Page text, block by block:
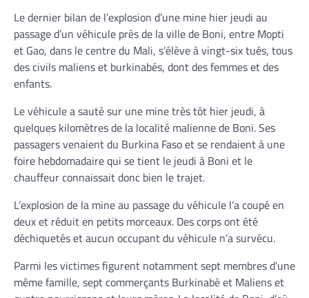
Le dernier bilan de l’explosion d’une mine hier jeudi au
passage d’un véhicule près de la ville de Boni, entre Mopti
et Gao, dans le centre du Mali, s’élève à vingt-six tués, tous
des civils maliens et burkinabés, dont des femmes et des
enfants.
Le véhicule a sauté sur une mine très tôt hier jeudi, à
quelques kilomètres de la localité malienne de Boni. Ses
passagers venaient du Burkina Faso et se rendaient à une
foire hebdomadaire qui se tient le jeudi à Boni et le
chauffeur connaissait donc bien le trajet.
L’explosion de la mine au passage du véhicule l’a coupé en
deux et réduit en petits morceaux. Des corps ont été
déchiquetés et aucun occupant du véhicule n’a survécu.
Parmi les victimes figurent notamment sept membres d’une
même famille, sept commerçants Burkinabè et Maliens et